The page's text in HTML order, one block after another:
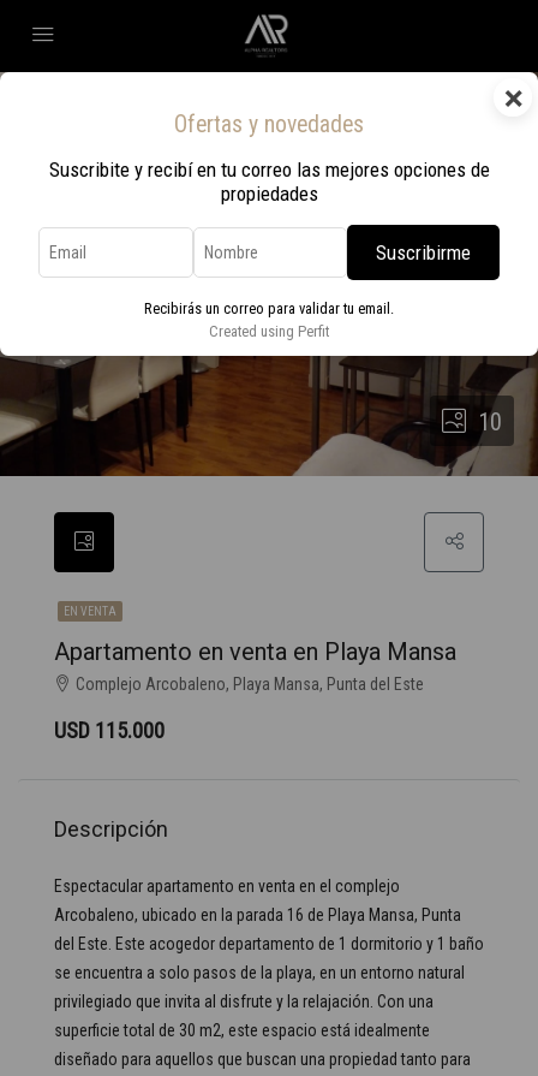
×
Ofertas y novedades
Suscribite y recibí en tu correo las mejores opciones de
propiedades
Suscribirme
Recibirás un correo para validar tu email.
Created using Perfit
10
EN VENTA
Apartamento en venta en Playa Mansa
Complejo Arcobaleno, Playa Mansa, Punta del Este
USD 115.000
Descripción
Espectacular apartamento en venta en el complejo
Arcobaleno, ubicado en la parada 16 de Playa Mansa, Punta
del Este. Este acogedor departamento de 1 dormitorio y 1 baño
se encuentra a solo pasos de la playa, en un entorno natural
privilegiado que invita al disfrute y la relajación. Con una
superficie total de 30 m2, este espacio está idealmente
diseñado para aquellos que buscan una propiedad tanto para